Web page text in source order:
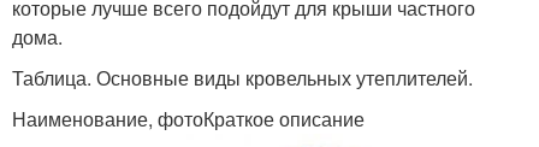
которые лучше всего подойдут для крыши частного
дома.
Таблица. Основные виды кровельных утеплителей.
Наименование, фотоКраткое описание